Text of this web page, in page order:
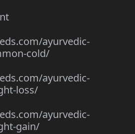
ayurvedic-
cold/
ayurvedic-
loss/
ayurvedic-
gain/